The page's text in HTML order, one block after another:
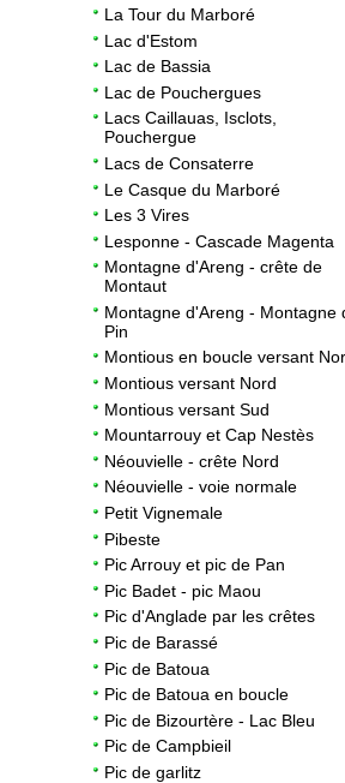
La Tour du Marboré
Lac d'Estom
Lac de Bassia
Lac de Pouchergues
Lacs Caillauas, Isclots,
Pouchergue
Lacs de Consaterre
Le Casque du Marboré
Les 3 Vires
Lesponne - Cascade Magenta
Montagne d'Areng - crête de
Montaut
Montagne d'Areng - Montagne
Pin
Montious en boucle versant
Montious versant Nord
Montious versant Sud
Mountarrouy et Cap Nestès
Néouvielle - crête Nord
Néouvielle - voie normale
Petit Vignemale
Pibeste
Pic Arrouy et pic de Pan
Pic Badet - pic Maou
Pic d'Anglade par les crêtes
Pic de Barassé
Pic de Batoua
Pic de Batoua en boucle
Pic de Bizourtère - Lac Bleu
Pic de Campbieil
Pic de garlitz